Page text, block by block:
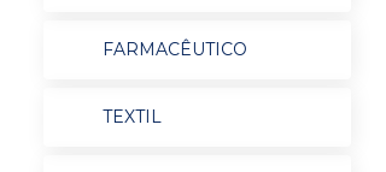
FARMACÊUTICO
TEXTIL